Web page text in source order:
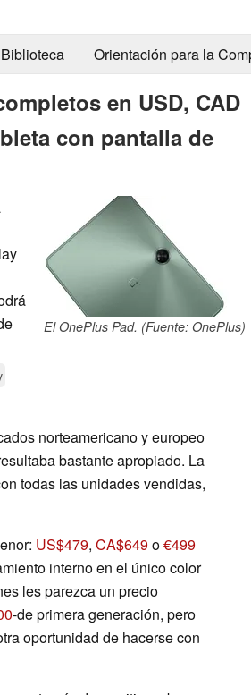
Biblioteca Orientación para la
en USD, CAD
con pantalla de
El OnePlus Pad. (Fuente: OnePlus)
norteamericano y europeo
bastante apropiado. La
todas las unidades vendidas,
US$479, CA$649o€499
interno en el único color
les parezca un precio
-de primera generación, pero
oportunidad de hacerse con